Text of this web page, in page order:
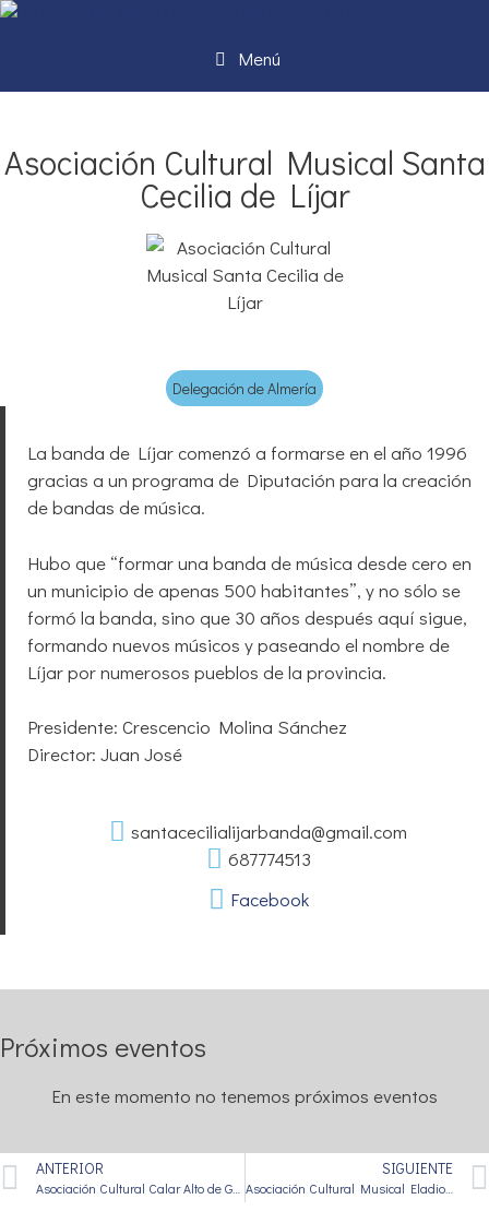
Menú
Asociación Cultural Musical Santa
Cecilia de Líjar
Delegación de Almería
La banda de Líjar comenzó a formarse en el año 1996
gracias a un programa de Diputación para la creación
de bandas de música.
Hubo que “formar una banda de música desde cero en
un municipio de apenas 500 habitantes”, y no sólo se
formó la banda, sino que 30 años después aquí sigue,
formando nuevos músicos y paseando el nombre de
Líjar por numerosos pueblos de la provincia.
Presidente: Crescencio Molina Sánchez
Director: Juan José
santacecilialijarbanda@gmail.com
687774513
Facebook
Próximos eventos
En este momento no tenemos próximos eventos
ANTERIOR SIGUIENTE
Asociación Cultural Musical Eladio Guzmán de Canjáyar